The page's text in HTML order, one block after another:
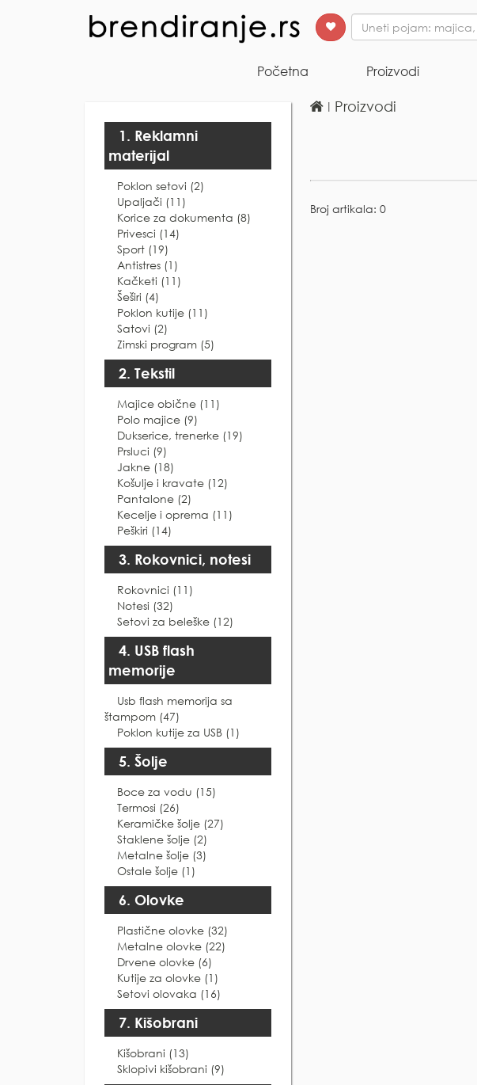
Početna Proizvodi
1. Reklamni
materijal
Poklon setovi (2)
Upaljači (11)
Korice za dokumenta (8)
Privesci (14)
Sport (19)
Antistres (1)
Kačketi (11)
Šeširi (4)
Poklon kutije (11)
Satovi (2)
Zimski program (5)
2. Tekstil
Majice obične (11)
Polo majice (9)
Dukserice, trenerke (19)
Prsluci (9)
Jakne (18)
Košulje i kravate (12)
Pantalone (2)
Kecelje i oprema (11)
Peškiri (14)
3. Rokovnici, notesi
Rokovnici (11)
Notesi (32)
Setovi za beleške (12)
4. USB flash
memorije
Usb flash memorija sa
štampom (47)
Poklon kutije za USB (1)
5. Šolje
Boce za vodu (15)
Termosi (26)
Keramičke šolje (27)
Staklene šolje (2)
Metalne šolje (3)
Ostale šolje (1)
6. Olovke
Plastične olovke (32)
Metalne olovke (22)
Drvene olovke (6)
Kutije za olovke (1)
Setovi olovaka (16)
7. Kišobrani
Kišobrani (13)
Sklopivi kišobrani (9)
ǀ Proizvodi
Broj artikala: 0